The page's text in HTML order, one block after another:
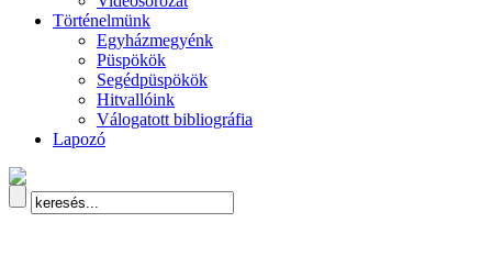
Történelmünk
Egyházmegyénk
Püspökök
Segédpüspökök
Hitvallóink
Válogatott bibliográfia
Lapozó